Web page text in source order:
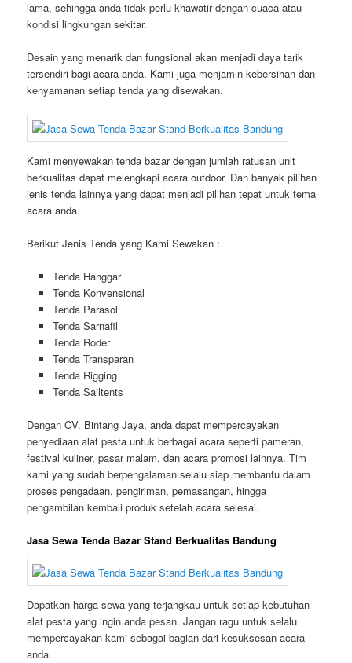
lama, sehingga anda tidak perlu khawatir dengan cuaca atau
kondisi lingkungan sekitar.
Desain yang menarik dan fungsional akan menjadi daya tarik
tersendiri bagi acara anda. Kami juga menjamin kebersihan dan
kenyamanan setiap tenda yang disewakan.
Kami menyewakan tenda bazar dengan jumlah ratusan unit
berkualitas dapat melengkapi acara outdoor. Dan banyak pilihan
jenis tenda lainnya yang dapat menjadi pilihan tepat untuk tema
acara anda.
Berikut Jenis Tenda yang Kami Sewakan :
Tenda Hanggar
Tenda Konvensional
Tenda Parasol
Tenda Sarnafil
Tenda Roder
Tenda Transparan
Tenda Rigging
Tenda Sailtents
Dengan CV. Bintang Jaya, anda dapat mempercayakan
penyediaan alat pesta untuk berbagai acara seperti pameran,
festival kuliner, pasar malam, dan acara promosi lainnya. Tim
kami yang sudah berpengalaman selalu siap membantu dalam
proses pengadaan, pengiriman, pemasangan, hingga
pengambilan kembali produk setelah acara selesai.
Jasa Sewa Tenda Bazar Stand Berkualitas Bandung
Dapatkan harga sewa yang terjangkau untuk setiap kebutuhan
alat pesta yang ingin anda pesan. Jangan ragu untuk selalu
mempercayakan kami sebagai bagian dari kesuksesan acara
anda.